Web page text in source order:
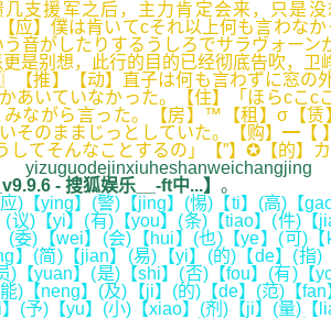
军之后，主力肯定会来，只是没
僕は肯いてcそれ以上何も言わな
音がしたりするうしろでサラヴォ
是别想，此行的目的已经彻底告吹，
】【动】直子は何も言わずに窓の
いていなかった。【住】「ほらcこ
ながら言った。【房】™【租】σ【
のままじっとしていた。【购】━【
してそんなことするの」【”】✪【的
- 搜狐娱乐__-ft中...】 。
】(警)【jing】(惕)【ti】(高)【gao
)【yi】(有)【you】(条)【tiao】(件)
)【wei】(会)【hui】(也)【ye】(可)
】(简)【jian】(易)【yi】(的)【de】(
yuan】(是)【shi】(否)【fou】(有)【
【neng】(及)【ji】(的)【de】(范)【
予)【yu】(小)【xiao】(剂)【ji】(量)【